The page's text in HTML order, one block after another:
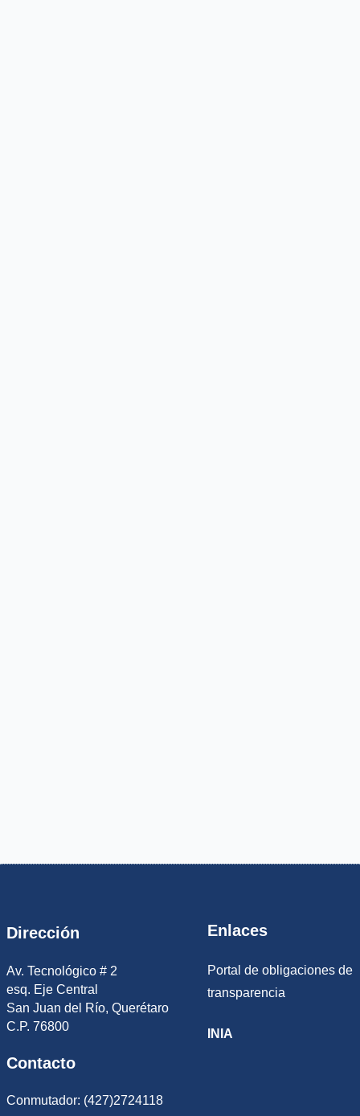
Dirección
Av. Tecnológico # 2
esq. Eje Central
San Juan del Río, Querétaro
C.P. 76800
Contacto
Conmutador: (427)2724118
Enlaces
Portal de obligaciones de
transparencia
INIA